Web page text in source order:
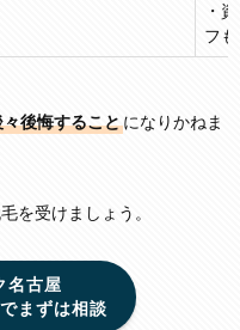
・
フ
々後悔すること になりかねま
を受けましょう。
名古屋
まずは相談